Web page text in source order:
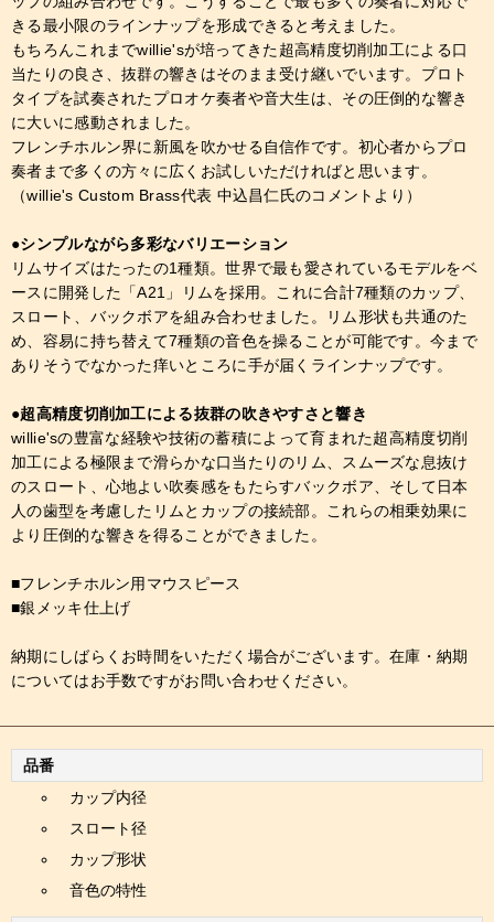
きる最小限のラインナップを形成できると考えました。
もちろんこれまでwillie'sが培ってきた超高精度切削加工による口
当たりの良さ、抜群の響きはそのまま受け継いでいます。プロト
タイプを試奏されたプロオケ奏者や音大生は、その圧倒的な響き
に大いに感動されました。
フレンチホルン界に新風を吹かせる自信作です。初心者からプロ
奏者まで多くの方々に広くお試しいただければと思います。
（willie's Custom Brass代表 中込昌仁氏のコメントより）
●シンプルながら多彩なバリエーション
リムサイズはたったの1種類。世界で最も愛されているモデルをベ
ースに開発した「A21」リムを採用。これに合計7種類のカップ、
スロート、バックボアを組み合わせました。リム形状も共通のた
め、容易に持ち替えて7種類の音色を操ることが可能です。今まで
ありそうでなかった痒いところに手が届くラインナップです。
●超高精度切削加工による抜群の吹きやすさと響き
willie'sの豊富な経験や技術の蓄積によって育まれた超高精度切削
加工による極限まで滑らかな口当たりのリム、スムーズな息抜け
のスロート、心地よい吹奏感をもたらすバックボア、そして日本
人の歯型を考慮したリムとカップの接続部。これらの相乗効果に
より圧倒的な響きを得ることができました。
■フレンチホルン用マウスピース
■銀メッキ仕上げ
納期にしばらくお時間をいただく場合がございます。在庫・納期
についてはお手数ですがお問い合わせください。
品番
カップ内径
スロート径
カップ形状
音色の特性